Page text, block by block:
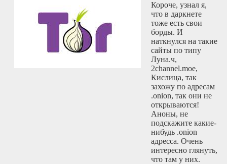
Короче, узнал я,
что в даркнете
тоже есть свои
борды. И
наткнулся на такие
сайты по типу
Луна.ч,
2channel.moe,
Кислица, так
захожу по адресам
.onion, так они не
открываются!
Аноны, не
подскажите какие-
нибудь .onion
адресса. Очень
интересно глянуть,
что там у них.